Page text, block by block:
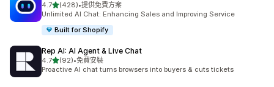
4.7滿分 5 顆星
(428)
共有 428 則評價
•提供免費方案
Unlimited AI Chat: Enhancing Sales and Improving Service
Built for Shopify
Rep AI: AI Agent & Live Chat
4.7滿分 5 顆星
(92)
共有 92 則評價
•免費安裝
Proactive AI chat turns browsers into buyers & cuts tickets